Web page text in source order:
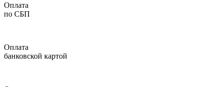
Оплата
по СБП
Оплата
банковской картой